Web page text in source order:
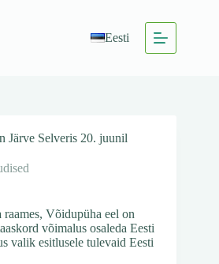
Eesti
Järve Selveris 20. juunil
raames, Võidupüha eel on
võimalus osaleda Eesti
valik esitlusele tulevaid Eesti